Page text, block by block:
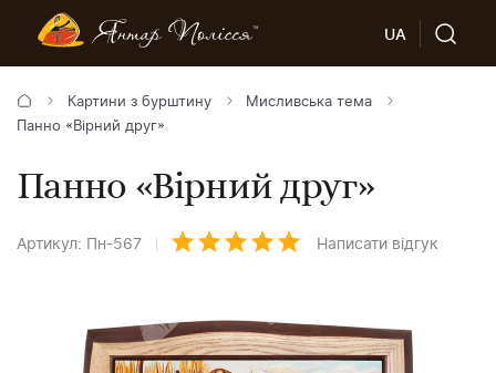
UA
Картини з бурштину
Мисливська тема
Панно «Вірний друг»
Панно «Вірний друг»
Артикул: Пн-567 Написати відгук